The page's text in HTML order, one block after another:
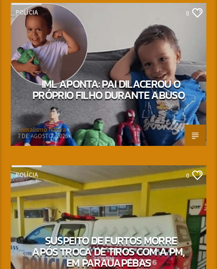
POLÍCIA 0
IML APONTA: PAI DILACEROU O
PRÓPRIO FILHO DURANTE ABUSO
Jornalismo Nativa
7 DE AGOSTO, 2026
POLÍCIA 0
SUSPEITO DE FURTOS MORRE
APÓS TROCA DE TIROS COM A PM,
EM PARAUAPEBAS